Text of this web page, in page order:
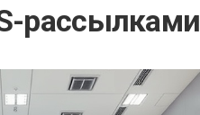
рассылками